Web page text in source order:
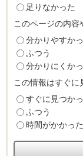
足りなかった
このページの内容
分かりやすか
ふつう
分かりにくか
この情報はすぐに
すぐに見つか
ふつう
時間がかかった